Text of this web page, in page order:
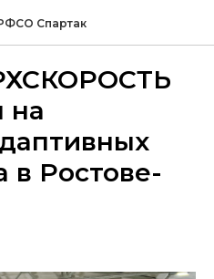
Спартак
на
в Ростове-